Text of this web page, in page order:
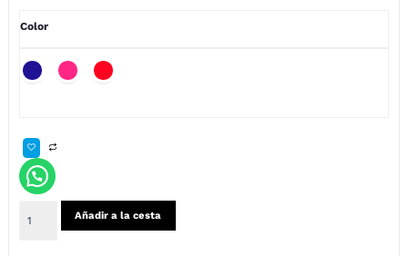
Color
Añadir a la cesta